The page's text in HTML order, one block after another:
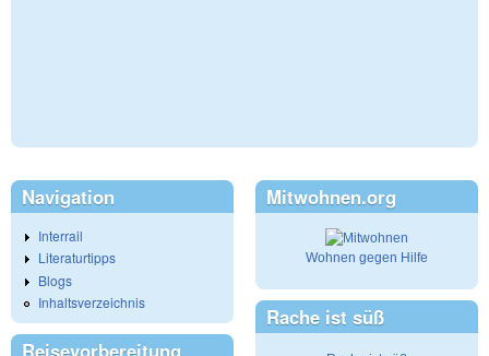
Navigation
Interrail
Literaturtipps
Blogs
Inhaltsverzeichnis
Reisevorbereitung
Mitwohnen.org
Wohnen gegen Hilfe
Rache ist süß